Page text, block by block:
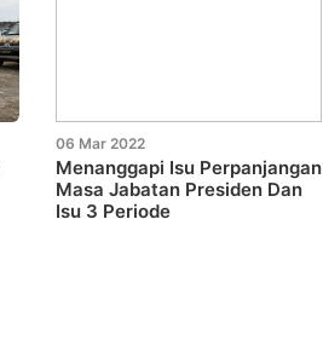
06 Mar 2022
Menanggapi Isu Perpanjangan
Masa Jabatan Presiden Dan
Isu 3 Periode